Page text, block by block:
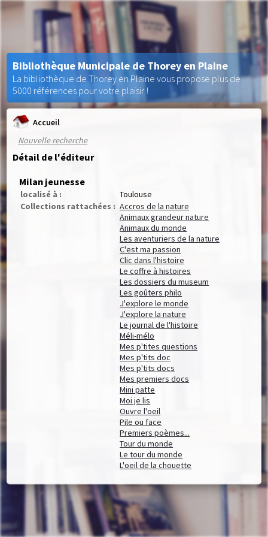
Accueil
Nouvelle recherche
Détail de l'éditeur
Milan jeunesse
localisé à :
Toulouse
Collections rattachées : Accros de la nature
Animaux grandeur nature
Animaux du monde
Les aventuriers de la nature
C'est ma passion
Clic dans l'histoire
Le coffre à histoires
Les dossiers du museum
Les goûters philo
J'explore le monde
J'explore la nature
Le journal de l'histoire
Méli-mélo
Mes p'tites questions
Mes p'tits doc
Mes p'tits docs
Mes premiers docs
Mini patte
Moi je lis
Ouvre l'oeil
Pile ou face
Premiers poèmes...
Tour du monde
Le tour du monde
L'oeil de la chouette
Documents disponibles chez cet éditeur (
Affiner la recherche
Bibliothèque Municipale de Thorey en Plaine
La bibliothèque de Thorey en Plaine vous propose plus de
5000 références pour votre plaisir !